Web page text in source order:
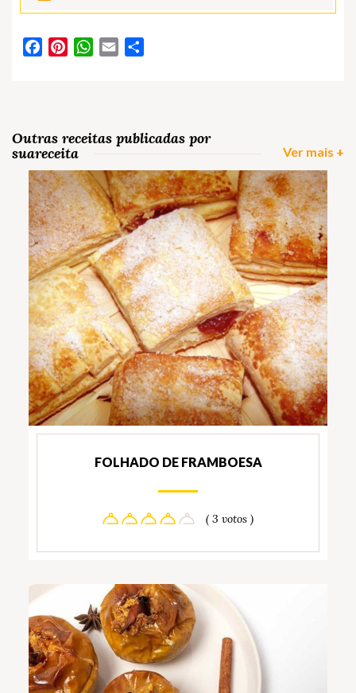
FacebookPinterestWhatsApp
Email
Outras receitas publicadas por
suareceita
Ver mais +
FOLHADO DE FRAMBOESA
( 3 votos )